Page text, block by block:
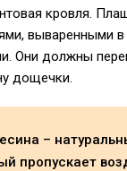
кровля.
вываренными
Они должны
дощечки.
–
пропускает